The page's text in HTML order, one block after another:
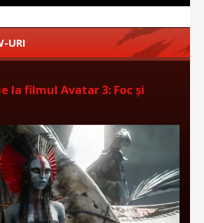
URI
la filmul Avatar 3: Foc și